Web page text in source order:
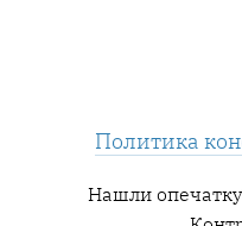
Политика
Нашли